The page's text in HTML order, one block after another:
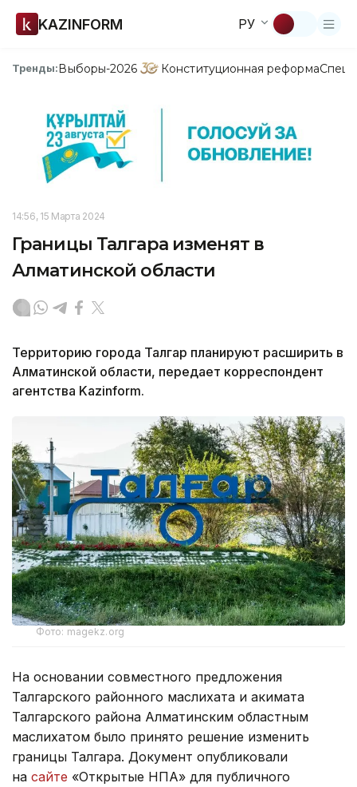
KAZINFORM РУ
Тренды:Выборы-2026 Конституционная реформа
14:56, 15 Марта 2024
Границы Талгара изменят в
Алматинской области
Территорию города Талгар планируют расширить в
Алматинской области, передает корреспондент
агентства Kazinform.
Фото: magekz.org
На основании совместного предложения
Талгарского районного маслихата и акимата
Талгарского района Алматинским областным
маслихатом было принято решение изменить
границы Талгара. Документ опубликовали
на сайте «Открытые НПА» для публичного